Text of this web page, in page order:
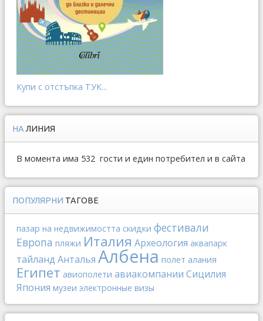
Купи с отстъпка ТУК...
НА ЛИНИЯ
В момента има 532 гости и един потребител и в сайта
ПОПУЛЯРНИ ТАГОВЕ
пазар на недвижимостта скидки фестивали
Европа пляжи Италия Археология аквапарк
тайланд Анталья Албена полет алания
Египет авиополети авиакомпании Сицилия
Япония музеи электронные визы